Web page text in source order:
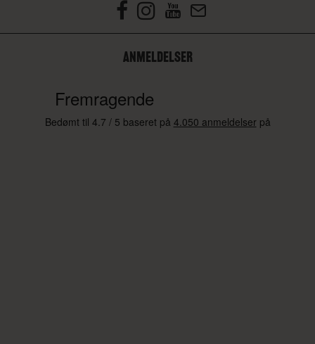
ANMELDELSER